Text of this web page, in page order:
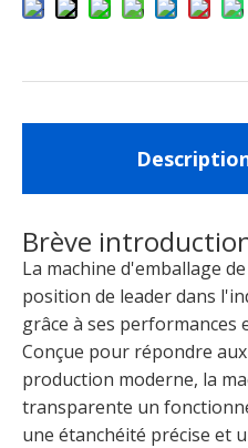
Brève
La machine d'emballage
position de leader dans
grâce à ses performances
Conçue pour répondre
production moderne, la
transparente un
une étanchéité précise et